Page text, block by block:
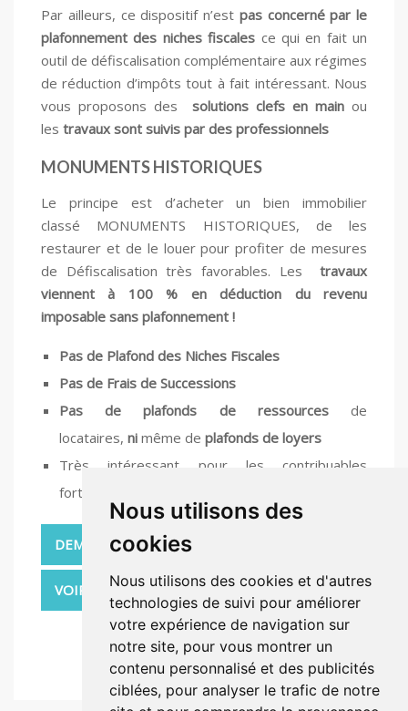
Nous utilisons des
cookies
Nous utilisons des cookies et d'autres
technologies de suivi pour améliorer
votre expérience de navigation sur
notre site, pour vous montrer un
contenu personnalisé et des publicités
ciblées, pour analyser le trafic de notre
Par ailleurs, ce dispositif n’est pas concerné par le
plafonnement des niches fiscales ce qui en fait un
outil de défiscalisation complémentaire aux régimes
de réduction d’impôts tout à fait intéressant. Nous
vous proposons des
solutions clefs en main ou
les travaux sont suivis par des professionnels
MONUMENTS HISTORIQUES
Le principe est d’acheter un bien immobilier
classé MONUMENTS HISTORIQUES, de les
restaurer et de le louer pour profiter de mesures
de Défiscalisation très favorables. Les travaux
viennent à 100 % en déduction du revenu
imposable sans plafonnement !
Pas de Plafond des Niches Fiscales
Pas de Frais de Successions
Pas de plafonds de ressourcesde
locataires, ni même de plafonds de loyers
Très intéressant pour les contribuables
fortement imposés !
DEMANDEZ UNE ETUDE GRATUITE
VOIR NOS PRODUITS
F
ac
e
T
w
itt
Pi
nt
er